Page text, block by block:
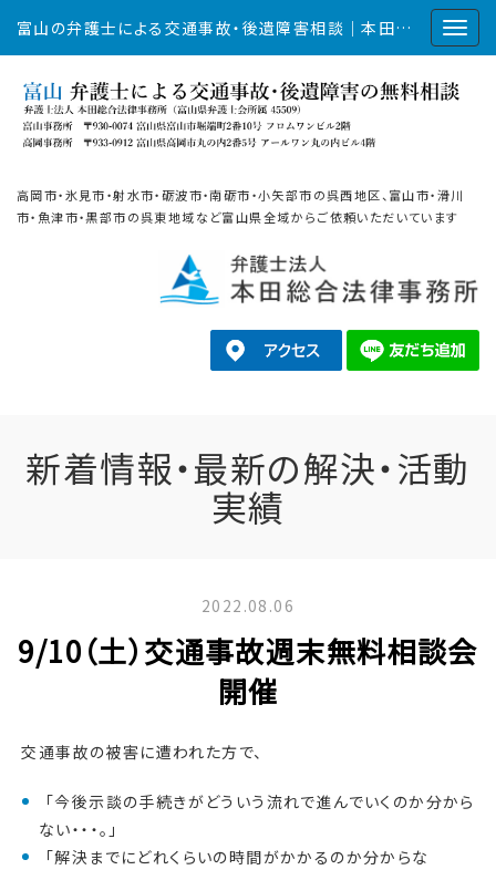
富山の弁護士による交通事故・後遺障害相談｜本田総合法律事務所
高岡市・氷見市・射水市・砺波市・南砺市・小矢部市の呉西地区、富山市・滑川
市・魚津市・黒部市の呉東地域など富山県全域からご依頼いただいています
新着情報・最新の解決・活動
実績
2022.08.06
9/10（土）交通事故週末無料相談会
開催
交通事故の被害に遭われた方で、
「今後示談の手続きがどういう流れで進んでいくのか分から
ない・・・。」
「解決までにどれくらいの時間がかかるのか分からな